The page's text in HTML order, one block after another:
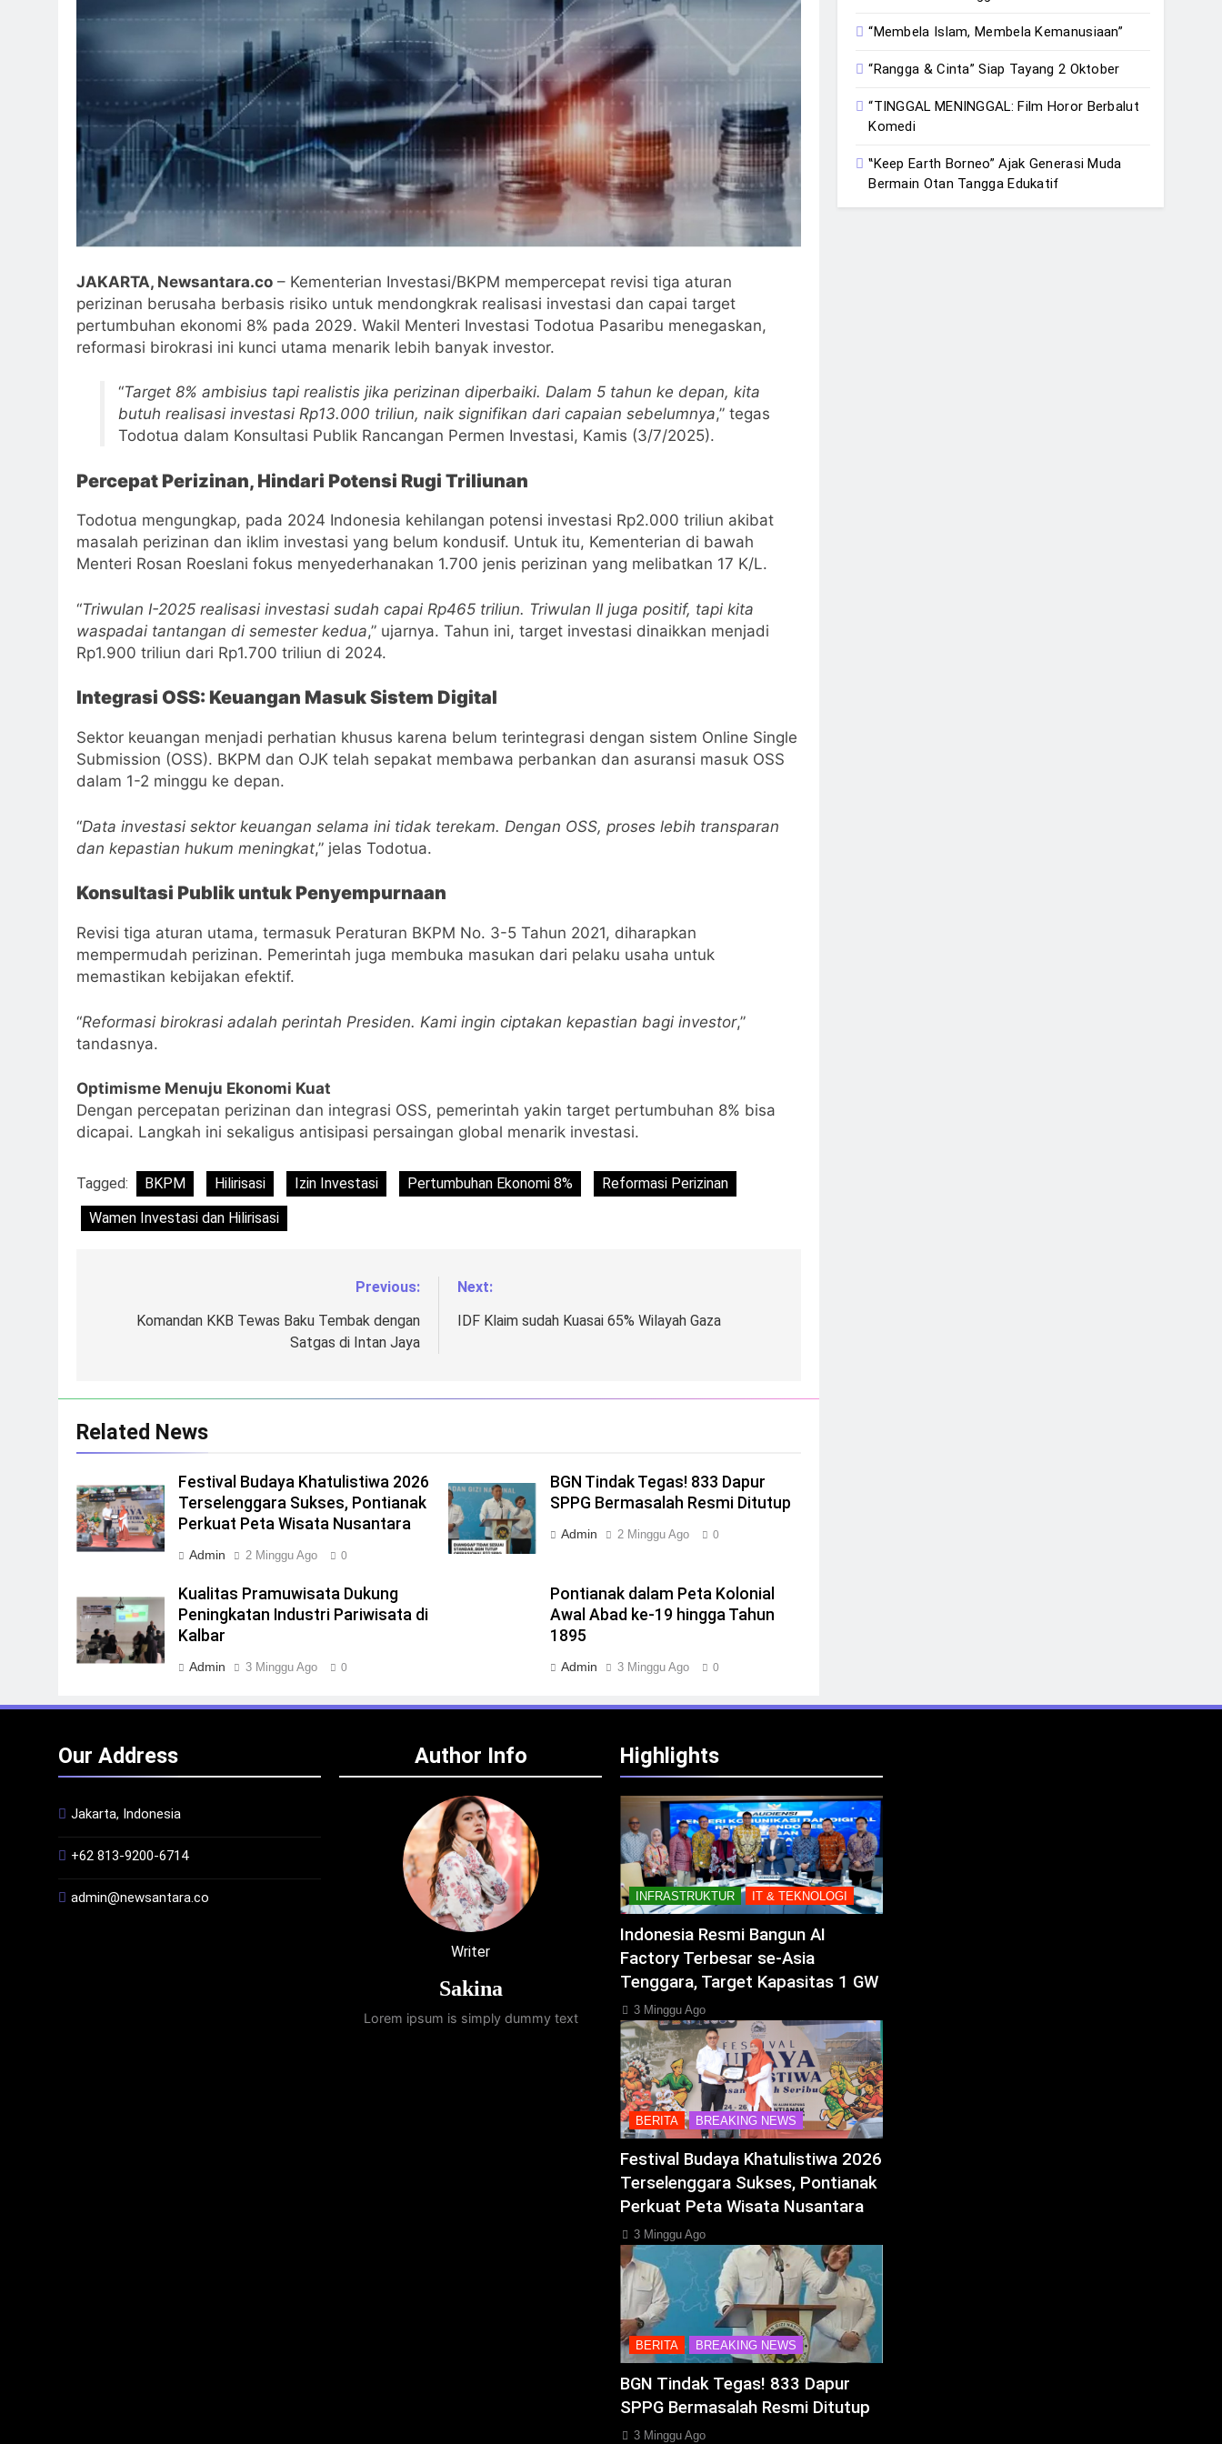
JAKARTA, Newsantara.co – Kementerian Investasi/BKPM mempercepat revisi tiga aturan
perizinan berusaha berbasis risiko untuk mendongkrak realisasi investasi dan capai target
pertumbuhan ekonomi 8% pada 2029. Wakil Menteri Investasi Todotua Pasaribu menegaskan,
reformasi birokrasi ini kunci utama menarik lebih banyak investor.
“Target 8% ambisius tapi realistis jika perizinan diperbaiki. Dalam 5 tahun ke depan, kita
butuh realisasi investasi Rp13.000 triliun, naik signifikan dari capaian sebelumnya,” tegas
Todotua dalam Konsultasi Publik Rancangan Permen Investasi, Kamis (3/7/2025).
Percepat Perizinan, Hindari Potensi Rugi Triliunan
Todotua mengungkap, pada 2024 Indonesia kehilangan potensi investasi Rp2.000 triliun akibat
masalah perizinan dan iklim investasi yang belum kondusif. Untuk itu, Kementerian di bawah
Menteri Rosan Roeslani fokus menyederhanakan 1.700 jenis perizinan yang melibatkan 17 K/L.
“Triwulan I-2025 realisasi investasi sudah capai Rp465 triliun. Triwulan II juga positif, tapi kita
waspadai tantangan di semester kedua,” ujarnya. Tahun ini, target investasi dinaikkan menjadi
Rp1.900 triliun dari Rp1.700 triliun di 2024.
Integrasi OSS: Keuangan Masuk Sistem Digital
Sektor keuangan menjadi perhatian khusus karena belum terintegrasi dengan sistem Online Single
Submission (OSS). BKPM dan OJK telah sepakat membawa perbankan dan asuransi masuk OSS
dalam 1-2 minggu ke depan.
“Data investasi sektor keuangan selama ini tidak terekam. Dengan OSS, proses lebih transparan
dan kepastian hukum meningkat,” jelas Todotua.
Konsultasi Publik untuk Penyempurnaan
Revisi tiga aturan utama, termasuk Peraturan BKPM No. 3-5 Tahun 2021, diharapkan
mempermudah perizinan. Pemerintah juga membuka masukan dari pelaku usaha untuk
memastikan kebijakan efektif.
“Reformasi birokrasi adalah perintah Presiden. Kami ingin ciptakan kepastian bagi investor,”
tandasnya.
Optimisme Menuju Ekonomi Kuat
Dengan percepatan perizinan dan integrasi OSS, pemerintah yakin target pertumbuhan 8% bisa
dicapai. Langkah ini sekaligus antisipasi persaingan global menarik investasi.
Tagged: BKPM Hilirisasi Izin Investasi Pertumbuhan Ekonomi 8%
Reformasi Perizinan
Wamen Investasi dan Hilirisasi
Previous:
Komandan KKB Tewas Baku Tembak dengan
Satgas di Intan Jaya
Next:
IDF Klaim sudah Kuasai 65% Wilayah Gaza
Related News
Festival Budaya Khatulistiwa 2026
Terselenggara Sukses, Pontianak
Perkuat Peta Wisata Nusantara
Admin 2 Minggu Ago 0
BGN Tindak Tegas! 833 Dapur
SPPG Bermasalah Resmi Ditutup
Admin 2 Minggu Ago 0
Kualitas Pramuwisata Dukung
Peningkatan Industri Pariwisata di
Kalbar
Admin 3 Minggu Ago 0
Pontianak dalam Peta Kolonial
Awal Abad ke-19 hingga Tahun
1895
Admin 3 Minggu Ago 0
“Membela Islam, Membela Kemanusiaan”
“Rangga & Cinta” Siap Tayang 2 Oktober
“TINGGAL MENINGGAL: Film Horor Berbalut
Komedi
‟Keep Earth Borneo” Ajak Generasi Muda
Bermain Otan Tangga Edukatif
Our Address
Jakarta, Indonesia
+62 813-9200-6714
admin@newsantara.co
Author Info
Writer
Sakina
Lorem ipsum is simply dummy text
Highlights
INFRASTRUKTUR IT & TEKNOLOGI
Indonesia Resmi Bangun AI
Factory Terbesar se-Asia
Tenggara, Target Kapasitas 1 GW
3 Minggu Ago
BERITA BREAKING NEWS
Festival Budaya Khatulistiwa 2026
Terselenggara Sukses, Pontianak
Perkuat Peta Wisata Nusantara
3 Minggu Ago
BERITA BREAKING NEWS
BGN Tindak Tegas! 833 Dapur
SPPG Bermasalah Resmi Ditutup
3 Minggu Ago